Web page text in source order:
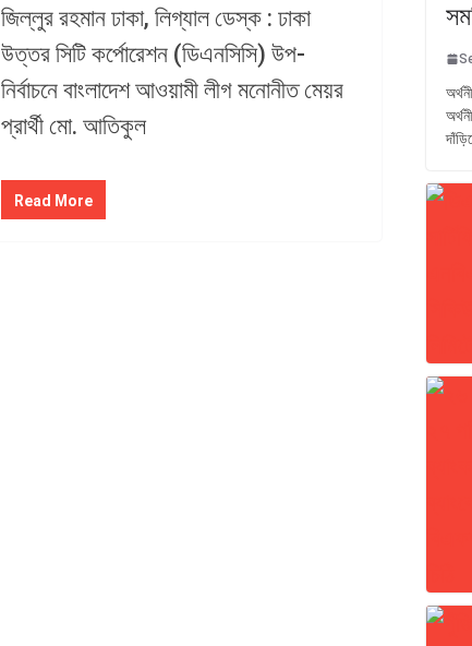
জিল্লুর রহমান ঢাকা, লিগ্যাল ডেস্ক : ঢাকা
উত্তর সিটি কর্পোরেশন (ডিএনসিসি) উপ-
নির্বাচনে বাংলাদেশ আওয়ামী লীগ মনোনীত মেয়র
প্রার্থী মো. আতিকুল
Read More